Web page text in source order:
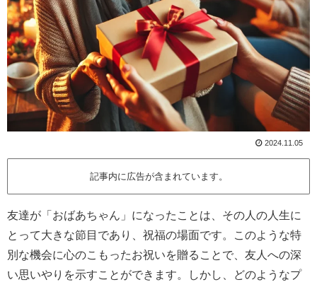
2024.11.05
記事内に広告が含まれています。
友達が「おばあちゃん」になったことは、その人の人生に
とって大きな節目であり、祝福の場面です。このような特
別な機会に心のこもったお祝いを贈ることで、友人への深
い思いやりを示すことができます。しかし、どのようなプ